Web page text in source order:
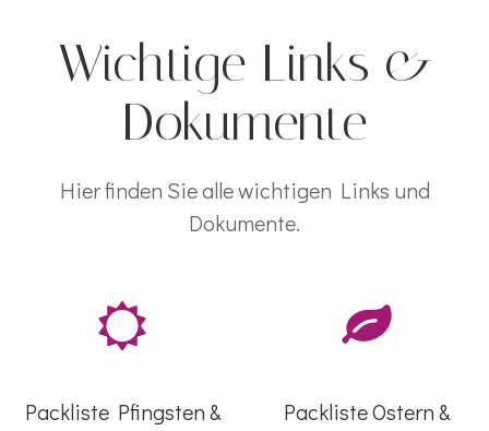
Wichtige Links &
Dokumente
Hier finden Sie alle wichtigen Links und
Dokumente.
Packliste Pfingsten &
Packliste Ostern &